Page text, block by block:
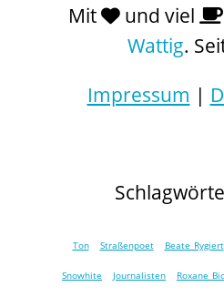
Mit und viel
Wattig.
Impressum |
Ton Straßenpoet Beate Rygiert
Snowhite Journalisten Roxane